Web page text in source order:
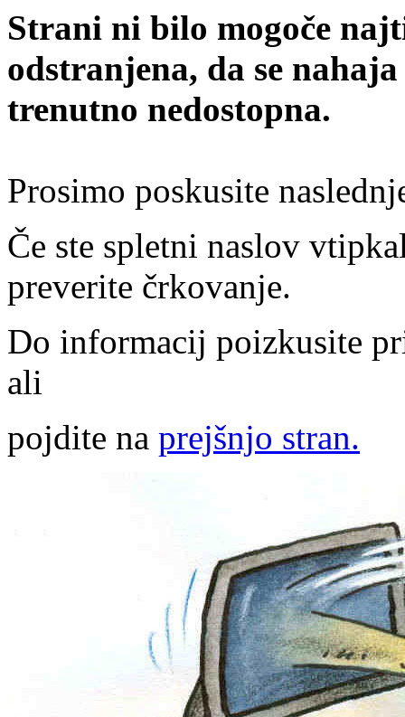
Strani ni bilo mogoče
odstranjena, da se
trenutno nedostopna.
Prosimo poskusite
Če ste spletni naslov
preverite črkovanje.
Do informacij poizkusite
ali
pojdite na prejšnjo stran.